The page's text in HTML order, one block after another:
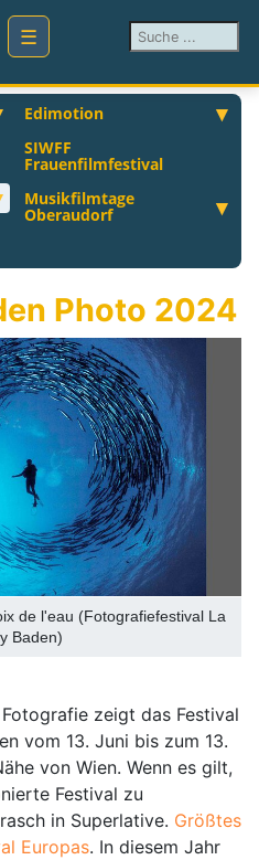
Suchen ...
Edimotion
SIWFF
Frauenfilmfestival
Musikfilmtage
Oberaudorf
Photo 2024
de l'eau (Fotografiefestival La
Baden)
zeigt das Festival
vom 13. Juni bis zum 13.
von Wien. Wenn es gilt,
Festival zu
in Superlative. Größtes
Europas. In diesem Jahr